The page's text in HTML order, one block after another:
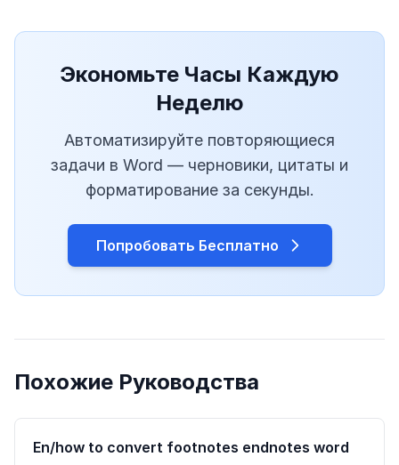
Экономьте Часы Каждую
Неделю
Автоматизируйте повторяющиеся
задачи в Word — черновики, цитаты и
форматирование за секунды.
Попробовать Бесплатно
Похожие Руководства
En/how to convert footnotes endnotes word